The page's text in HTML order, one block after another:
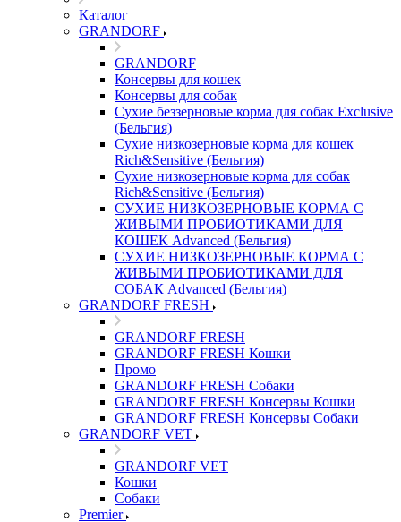
Каталог
GRANDORF
GRANDORF
Консервы для кошек
Консервы для собак
Сухие беззерновые корма для собак Exclusive
(Бельгия)
Сухие низкозерновые корма для кошек
Rich&Sensitive (Бельгия)
Сухие низкозерновые корма для собак
Rich&Sensitive (Бельгия)
СУХИЕ НИЗКОЗЕРНОВЫЕ КОРМА С
ЖИВЫМИ ПРОБИОТИКАМИ ДЛЯ
КОШЕК Advanced (Бельгия)
СУХИЕ НИЗКОЗЕРНОВЫЕ КОРМА С
ЖИВЫМИ ПРОБИОТИКАМИ ДЛЯ
СОБАК Advanced (Бельгия)
GRANDORF FRESH
GRANDORF FRESH
GRANDORF FRESH Кошки
Промо
GRANDORF FRESH Собаки
GRANDORF FRESH Консервы Кошки
GRANDORF FRESH Консервы Собаки
GRANDORF VET
GRANDORF VET
Кошки
Собаки
Premier